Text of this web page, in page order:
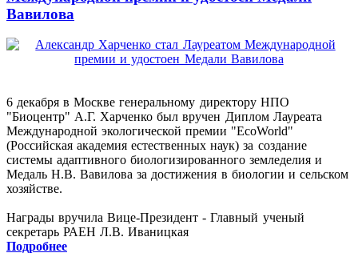
Вавилова
6 декабря в Москве генеральному директору НПО
"Биоцентр" А.Г. Харченко был вручен Диплом Лауреата
Международной экологической премии "EcoWorld"
(Российская академия естественных наук) за создание
системы адаптивного биологизированного земледелия и
Медаль Н.В. Вавилова за достижения в биологии и сельском
хозяйстве.
Награды вручила Вице-Президент - Главный ученый
секретарь РАЕН Л.В. Иваницкая
Подробнее